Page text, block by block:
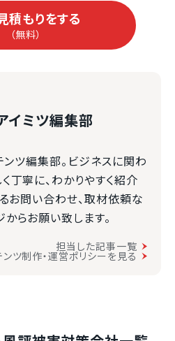
積もりをする
（無料）
イミツ編集部
ツ編集部。ビジネスに関わ
丁寧に、わかりやすく紹介
お問い合わせ、取材依頼な
らお願い致します。
担当した記事一覧
ンツ制作・運営ポリシーを見る